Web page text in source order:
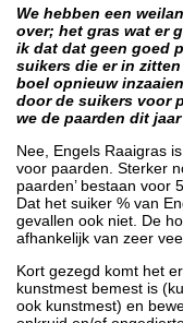
We hebben een
over; het gras wat er
ik dat dat geen goed
suikers die er in
boel opnieuw
door de suikers voor
we de paarden dit
Nee, Engels Raaigras
voor paarden. Sterker
paarden’ bestaan voor
Dat het suiker % van
gevallen ook niet. De
afhankelijk van zeer
Kort gezegd komt het
kunstmest bemest is
ook kunstmest) en